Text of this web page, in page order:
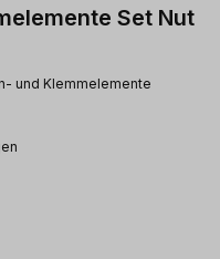
Set Nut
und Klemmelemente